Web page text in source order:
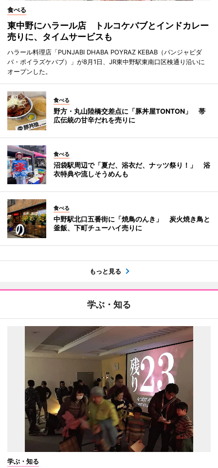
食べる
東中野にハラール店 トルコケバブとインドカレー
売りに、タイムサービスも
ハラール料理店「PUNJABI DHABA POYRAZ KEBAB（パンジャビダ
バ・ポイラズケバブ）」が8月1日、JR東中野駅東南口区検通り沿いに
オープンした。
食べる
野方・丸山陸橋交差点に「豚丼屋TONTON」 帯
広伝統の甘辛だれを売りに
食べる
沼袋駅周辺で「夏だ、浴衣だ、ナッツ祭り！」 浴
衣特典や流しそうめんも
食べる
中野駅北口五番街に「焼鳥のんき」 炭火焼き鳥と
釜飯、下町チューハイ売りに
もっと見る
学ぶ・知る
学ぶ・知る